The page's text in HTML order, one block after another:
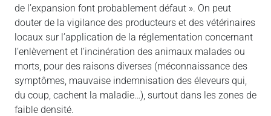
de l’expansion font probablement défaut ». On peut
douter de la vigilance des producteurs et des vétérinaires
locaux sur l’application de la réglementation concernant
l’enlèvement et l’incinération des animaux malades ou
morts, pour des raisons diverses (méconnaissance des
symptômes, mauvaise indemnisation des éleveurs qui,
du coup, cachent la maladie…), surtout dans les zones de
faible densité.